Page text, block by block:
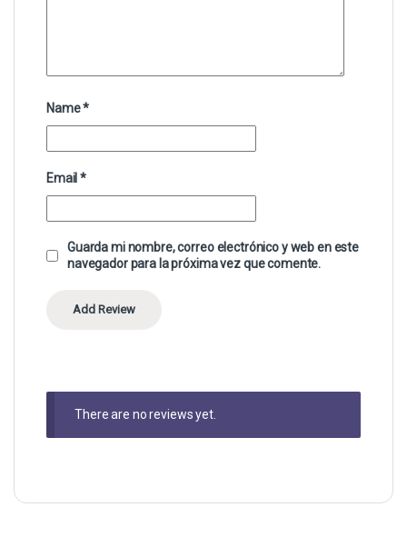
Name*
Email*
Guarda mi nombre, correo electrónico y web en este
navegador para la próxima vez que comente.
There are no reviews yet.